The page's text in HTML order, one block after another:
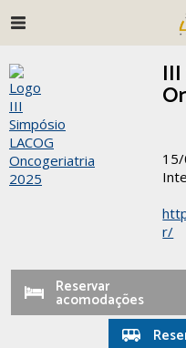
r/
Reservar
acomodações